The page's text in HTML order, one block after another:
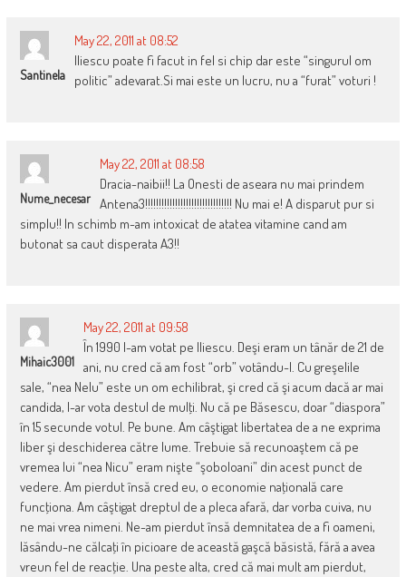
Santinela
May 22, 2011 at 08:52
Iliescu poate fi facut in fel si chip dar este “singurul om
politic” adevarat.Si mai este un lucru, nu a “furat” voturi !
Nume_necesar
May 22, 2011 at 08:58
Dracia-naibii!! La Onesti de aseara nu mai prindem
Antena3!!!!!!!!!!!!!!!!!!!!!!!!!!!!!!!! Nu mai e! A disparut pur si
simplu!! In schimb m-am intoxicat de atatea vitamine cand am
butonat sa caut disperata A3!!
Mihaic3001
May 22, 2011 at 09:58
În 1990 l-am votat pe Iliescu. Deşi eram un tânăr de 21 de
ani, nu cred că am fost “orb” votându-l. Cu greşelile
sale, “nea Nelu” este un om echilibrat, şi cred că şi acum dacă ar mai
candida, l-ar vota destul de mulţi. Nu că pe Băsescu, doar “diaspora”
în 15 secunde votul. Pe bune. Am câştigat libertatea de a ne exprima
liber şi deschiderea către lume. Trebuie să recunoaştem că pe
vremea lui “nea Nicu” eram nişte “şoboloani” din acest punct de
vedere. Am pierdut însă cred eu, o economie naţională care
funcţiona. Am câştigat dreptul de a pleca afară, dar vorba cuiva, nu
ne mai vrea nimeni. Ne-am pierdut însă demnitatea de a fi oameni,
lăsându-ne călcaţi în picioare de această gaşcă băsistă, fără a avea
vreun fel de reacţie. Una peste alta, cred că mai mult am pierdut,